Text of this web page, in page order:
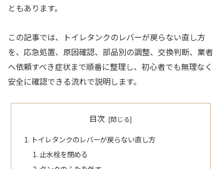
ともあります。
この記事では、トイレタンクのレバーが戻らない直し方
を、応急処置、原因確認、部品別の調整、交換判断、業者
へ依頼すべき症状まで順番に整理し、初心者でも無理なく
安全に確認できる流れで説明します。
目次
トイレタンクのレバーが戻らない直し方
止水栓を閉める